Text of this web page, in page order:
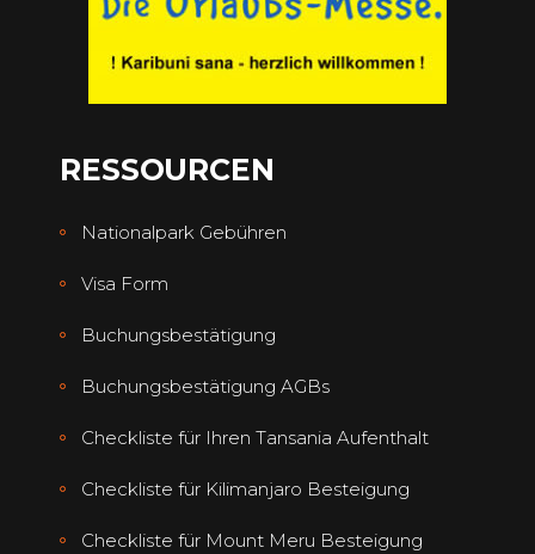
RESSOURCEN
Nationalpark Gebühren
Visa Form
Buchungsbestätigung
Buchungsbestätigung AGBs
Checkliste für Ihren Tansania Aufenthalt
Checkliste für Kilimanjaro Besteigung
Checkliste für Mount Meru Besteigung